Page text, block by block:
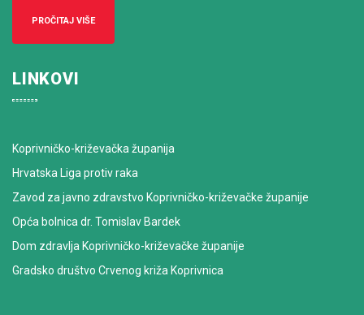
PROČITAJ VIŠE
LINKOVI
Koprivničko-križevačka županija
Hrvatska Liga protiv raka
Zavod za javno zdravstvo Koprivničko-križevačke županije
Opća bolnica dr. Tomislav Bardek
Dom zdravlja Koprivničko-križevačke županije
Gradsko društvo Crvenog križa Koprivnica